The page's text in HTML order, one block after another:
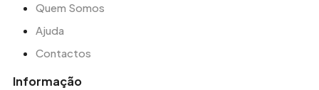
Quem Somos
Ajuda
Contactos
Informação